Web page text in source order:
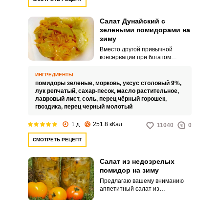
Салат Дунайский с
зелеными помидорами на
зиму
Вместо другой привычной
консервации при богатом
дунайский салат. Он имеет
деликатный нежный вкус,
содержит много сока, подходит к
любому гарниру.
ИНГРЕДИЕНТЫ
помидоры зеленые, морковь, уксус столовый 9%,
лук репчатый, сахар-песок, масло растительное,
лавровый лист, соль, перец чёрный горошек,
гвоздика, перец черный молотый
1 д 251.8 кКал 11040 0
СМОТРЕТЬ РЕЦЕПТ
Салат из недозрелых
помидор на зиму
Предлагаю вашему вниманию
аппетитный салат из